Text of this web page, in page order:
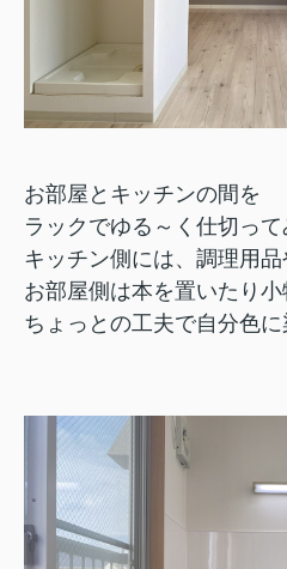
お部屋とキッチンの間を
ラックでゆる～く仕切って
キッチン側には、調理用品
お部屋側は本を置いたり小
ちょっとの工夫で自分色に